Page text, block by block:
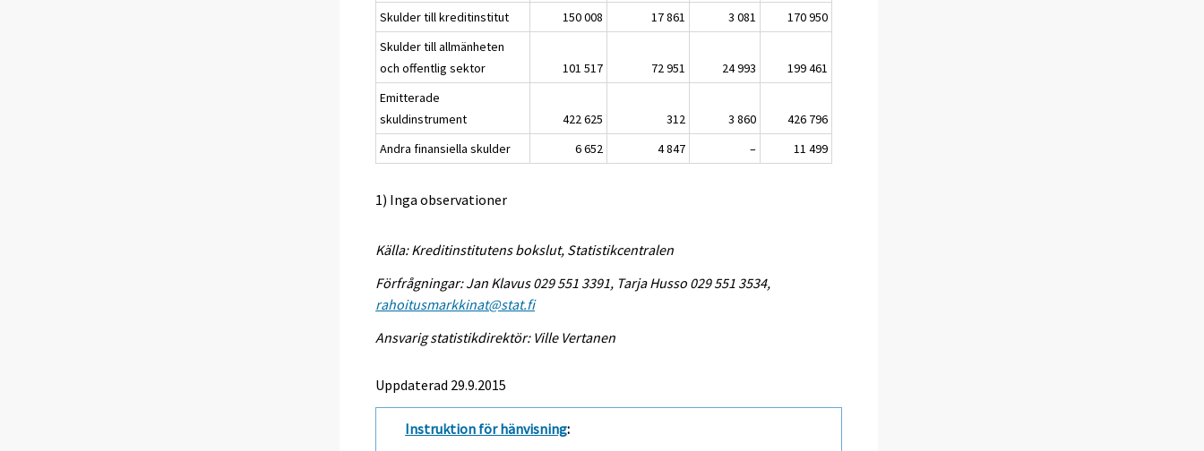
Skulder till kreditinstitut
150 008 17 861 3 081
170 950
Skulder till allmänheten
och offentlig sektor
101 517 72 951 24 993
199 461
Emitterade
skuldinstrument
422 625 312 3 860
426 796
Andra finansiella skulder
6 652 4 847 – 11 499
1) Inga observationer
Källa: Kreditinstitutens bokslut, Statistikcentralen
Förfrågningar: Jan Klavus 029 551 3391, Tarja Husso 029 551 3534,
rahoitusmarkkinat@stat.fi
Ansvarig statistikdirektör: Ville Vertanen
Uppdaterad 29.9.2015
Instruktion för hänvisning: